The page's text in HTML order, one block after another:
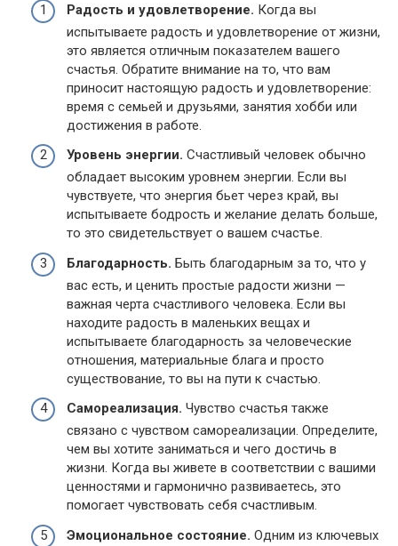
Радость и удовлетворение. Когда вы
испытываете радость и удовлетворение от жизни,
это является отличным показателем вашего
счастья. Обратите внимание на то, что вам
приносит настоящую радость и удовлетворение:
время с семьей и друзьями, занятия хобби или
достижения в работе.
Уровень энергии. Счастливый человек обычно
обладает высоким уровнем энергии. Если вы
чувствуете, что энергия бьет через край, вы
испытываете бодрость и желание делать больше,
то это свидетельствует о вашем счастье.
Благодарность. Быть благодарным за то, что у
вас есть, и ценить простые радости жизни —
важная черта счастливого человека. Если вы
находите радость в маленьких вещах и
испытываете благодарность за человеческие
отношения, материальные блага и просто
существование, то вы на пути к счастью.
Самореализация. Чувство счастья также
связано с чувством самореализации. Определите,
чем вы хотите заниматься и чего достичь в
жизни. Когда вы живете в соответствии с вашими
ценностями и гармонично развиваетесь, это
помогает чувствовать себя счастливым.
Эмоциональное состояние. Одним из ключевых